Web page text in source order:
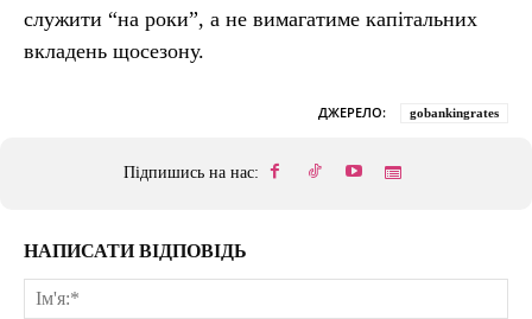
служити “на роки”, а не вимагатиме капітальних
вкладень щосезону.
ДЖЕРЕЛО: gobankingrates
Підпишись на нас:
НАПИСАТИ ВІДПОВІДЬ